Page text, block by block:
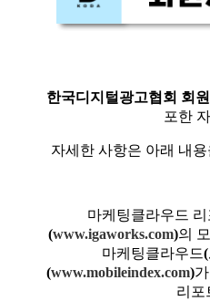
한국디지털광고협회 회
포한
자세한 사항은 아래 내
마케팅클라우드
(www.igaworks.com)의
마케팅클라우드
(www.mobileindex.com)
리포